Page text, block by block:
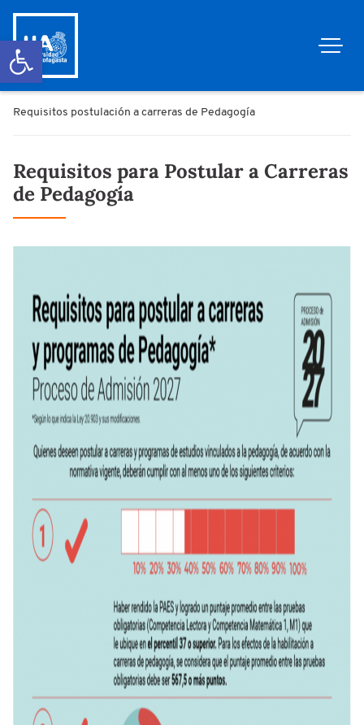
Abrir barra de herramientas
Requisitos postulación a carreras de Pedagogía
Requisitos para Postular a Carreras
de Pedagogía